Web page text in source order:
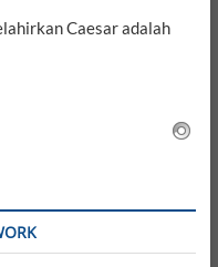
Caesar adalah